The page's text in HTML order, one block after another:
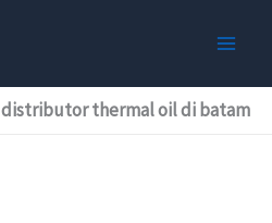
distributor thermal oil di batam